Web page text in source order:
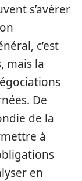
s’avérer
c’est
mais la
De
de la
à
en